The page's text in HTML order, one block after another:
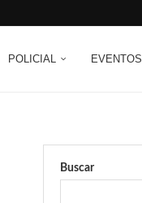
POLICIAL EVENTOS
Buscar